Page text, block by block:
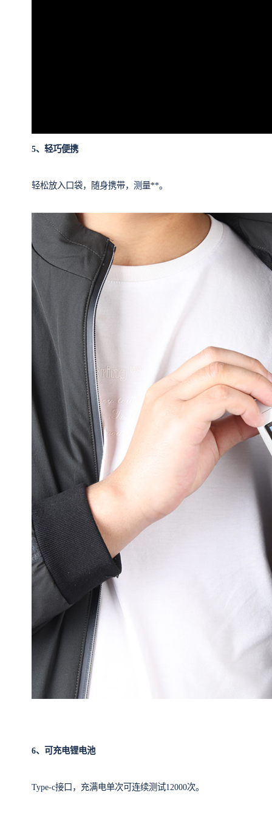
5、轻巧便携
轻松放入口袋，随身携带，测量**。
6、可充电锂电池
Type-c接口，充满电单次可连续测试12000次。